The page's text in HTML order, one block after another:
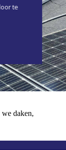
te
daken,